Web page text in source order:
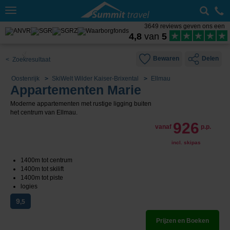
Toggle
3649 reviews geven ons een
4,8 van 5
< Zoekresultaat Bewaren Delen
Oostenrijk SkiWelt Wilder Kaiser-Brixental Ellmau
Appartementen Marie
Moderne appartementen met rustige ligging buiten
het centrum van Ellmau.
vanaf 926 p.p.
incl. skipas
1400m tot centrum
1400m tot skilift
1400m tot piste
logies
9,5
Prijzen en Boeken